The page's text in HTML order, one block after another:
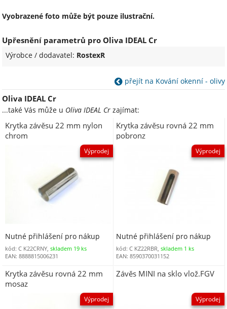
Vyobrazené foto může být pouze ilustrační.
Upřesnění parametrů pro Oliva IDEAL Cr
Výrobce / dodavatel: RostexR
přejít na Kování okenní - olivy
Oliva IDEAL Cr
...také Vás může u Oliva IDEAL Cr zajímat:
Krytka závěsu 22 mm nylon
chrom
Výprodej
Nutné přihlášení pro nákup
kód: C K22CRNY, skladem 19 ks
EAN: 8888815006231
Krytka závěsu rovná 22 mm
pobronz
Výprodej
Nutné přihlášení pro nákup
kód: C KZ22RBR,skladem 1 ks
EAN: 8590370031152
Krytka závěsu rovná 22 mm
mosaz
Výprodej
Závěs MINI na sklo vlož.FGV
Výprodej